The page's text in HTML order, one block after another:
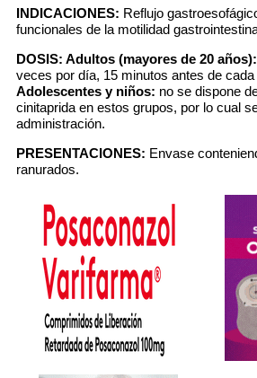
INDICACIONES: Reflujo
funcionales de la motilidad
DOSIS: Adultos (mayores de 20 años):
veces por día, 15 minutos antes de
Adolescentes y niños: no se dispone
cinitaprida en estos grupos, por lo cual
administración.
PRESENTACIONES: Envase
ranurados.